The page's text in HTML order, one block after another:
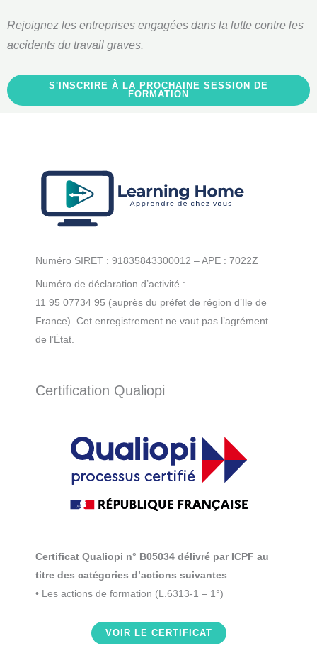
Rejoignez les entreprises engagées dans la lutte contre les
accidents du travail graves.
S'INSCRIRE À LA PROCHAINE SESSION DE
FORMATION
Numéro SIRET : 91835843300012 – APE : 7022Z
Numéro de déclaration d’activité :
11 95 07734 95 (auprès du préfet de région d’Ile de
France). Cet enregistrement ne vaut pas l’agrément
de l’État.
Certification Qualiopi
Certificat Qualiopi n° B05034 délivré par ICPF au
titre des catégories d’actions suivantes :
• Les actions de formation (L.6313-1 – 1°)
VOIR LE CERTIFICAT